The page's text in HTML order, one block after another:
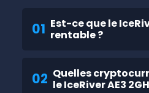
01 Est-ce que le
rentable ?
02 Quelles
le IceRiver AE3